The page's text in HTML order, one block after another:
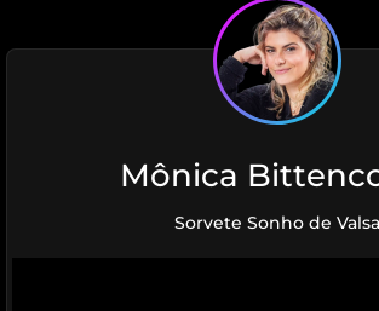
Mônica
Sorvete Sonho de Valsa